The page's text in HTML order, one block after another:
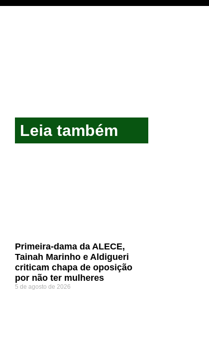
Leia também
Primeira-dama da ALECE,
Tainah Marinho e Aldigueri
criticam chapa de oposição
por não ter mulheres
5 de agosto de 2026